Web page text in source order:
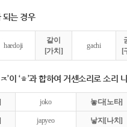
되는 경우
haedoji
같이
[가치]
gachi
[
’이 ‘ㅎ’과 합하여 거센소리로 소리
joko 놓다[노타]
japyeo 낳지[나치]